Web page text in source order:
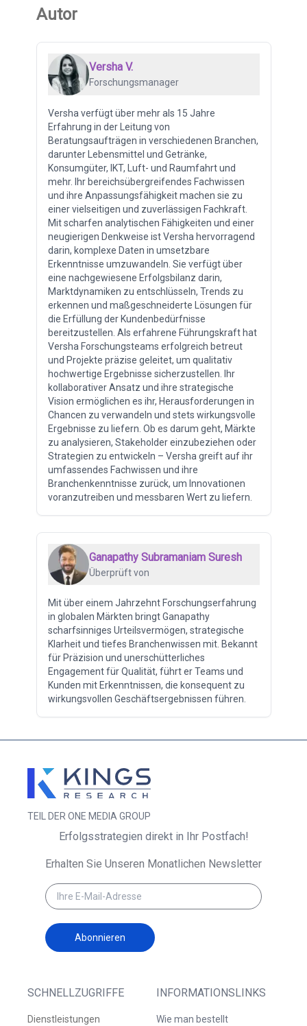
Autor
Versha V.
Forschungsmanager
Versha verfügt über mehr als 15 Jahre
Erfahrung in der Leitung von
Beratungsaufträgen in verschiedenen Branchen,
darunter Lebensmittel und Getränke,
Konsumgüter, IKT, Luft- und Raumfahrt und
mehr. Ihr bereichsübergreifendes Fachwissen
und ihre Anpassungsfähigkeit machen sie zu
einer vielseitigen und zuverlässigen Fachkraft.
Mit scharfen analytischen Fähigkeiten und einer
neugierigen Denkweise ist Versha hervorragend
darin, komplexe Daten in umsetzbare
Erkenntnisse umzuwandeln. Sie verfügt über
eine nachgewiesene Erfolgsbilanz darin,
Marktdynamiken zu entschlüsseln, Trends zu
erkennen und maßgeschneiderte Lösungen für
die Erfüllung der Kundenbedürfnisse
bereitzustellen. Als erfahrene Führungskraft hat
Versha Forschungsteams erfolgreich betreut
und Projekte präzise geleitet, um qualitativ
hochwertige Ergebnisse sicherzustellen. Ihr
kollaborativer Ansatz und ihre strategische
Vision ermöglichen es ihr, Herausforderungen in
Chancen zu verwandeln und stets wirkungsvolle
Ergebnisse zu liefern. Ob es darum geht, Märkte
zu analysieren, Stakeholder einzubeziehen oder
Strategien zu entwickeln – Versha greift auf ihr
umfassendes Fachwissen und ihre
Branchenkenntnisse zurück, um Innovationen
voranzutreiben und messbaren Wert zu liefern.
Ganapathy Subramaniam Suresh
Überprüft von
Mit über einem Jahrzehnt Forschungserfahrung
in globalen Märkten bringt Ganapathy
scharfsinniges Urteilsvermögen, strategische
Klarheit und tiefes Branchenwissen mit. Bekannt
für Präzision und unerschütterliches
Engagement für Qualität, führt er Teams und
Kunden mit Erkenntnissen, die konsequent zu
wirkungsvollen Geschäftsergebnissen führen.
TEIL DER ONE MEDIA GROUP
SCHNELLZUGRIFFE
Dienstleistungen
INFORMATIONSLINKS
Wie man bestellt
Erfolgsstrategien direkt in Ihr Postfach!
Erhalten Sie Unseren Monatlichen Newsletter
Abonnieren